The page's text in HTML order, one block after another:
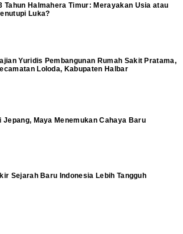
Tahun Halmahera Timur: Merayakan Usia atau
Luka?
Yuridis Pembangunan Rumah Sakit Pratama,
Loloda, Kabupaten Halbar
Jepang, Maya Menemukan Cahaya Baru
Sejarah Baru Indonesia Lebih Tangguh